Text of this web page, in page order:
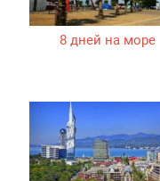
8 дней на море